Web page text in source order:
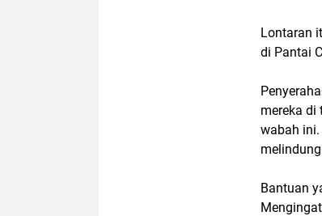
Lontaran
di Pantai
mereka di
wabah
Bantuan